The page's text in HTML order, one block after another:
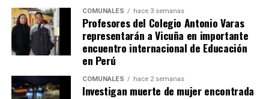
COMUNALES hace 3 semanas
Profesores del Colegio Antonio Varas
representarán a Vicuña en importante
encuentro internacional de Educación
en Perú
COMUNALES hace 2 semanas
Investigan muerte de mujer encontrada